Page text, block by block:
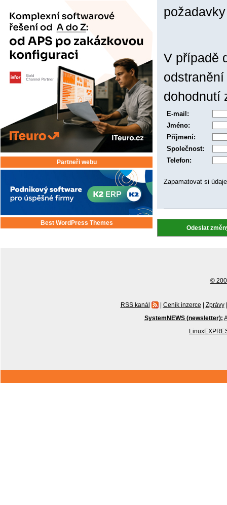
Partneři webu
Best WordPress Themes
V případě
dohodnutí
E-mail:
Jméno:
Příjmení:
Společnost:
Telefon:
Zapamatovat si
©
RSS kanál | Ceník inzerce | Zprávy |
SystemNEWS (newsletter):